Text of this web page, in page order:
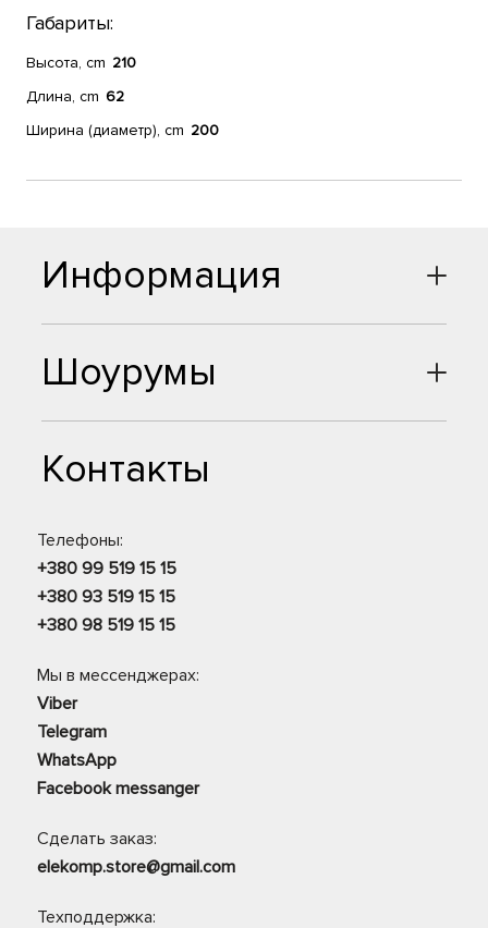
Габариты:
Высота, cm 210
Длина, cm 62
Ширина (диаметр), cm 200
Шоурумы
Контакты
Телефоны:
+380 99 519 15 15
+380 93 519 15 15
+380 98 519 15 15
Мы в мессенджерах:
Viber
Telegram
WhatsApp
Facebook messanger
Сделать заказ:
elekomp.store@gmail.com
Техподдержка:
Информация